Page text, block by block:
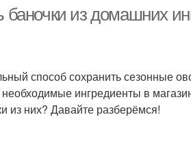
из домашних
способ сохранить сезонные
необходимые ингредиенты в
из них? Давайте разберёмся!